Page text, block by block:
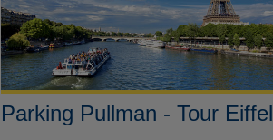
Parking Pullman - Tour Eiffel